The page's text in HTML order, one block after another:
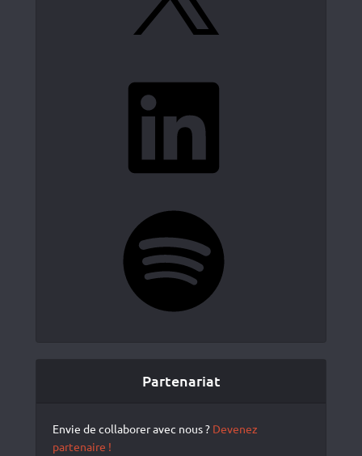
Partenariat
Envie de collaborer avec nous ? Devenez
partenaire !